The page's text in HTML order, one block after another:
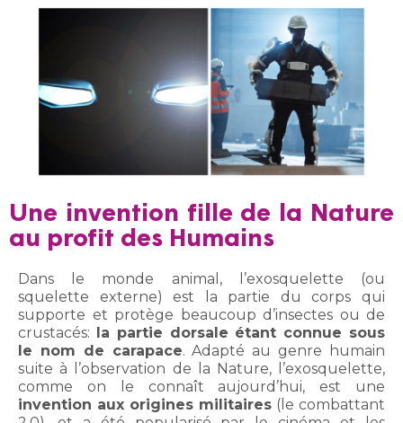
Une invention fille de la Nature
au profit des Humains
Dans le monde animal, l’exosquelette (ou
squelette externe) est la partie du corps qui
supporte et protège beaucoup d’insectes ou de
crustacés: la partie dorsale étant connue sous
le nom de carapace. Adapté au genre humain
suite à l’observation de la Nature, l’exosquelette,
comme on le connaît aujourd’hui, est une
invention aux origines militaires (le combattant